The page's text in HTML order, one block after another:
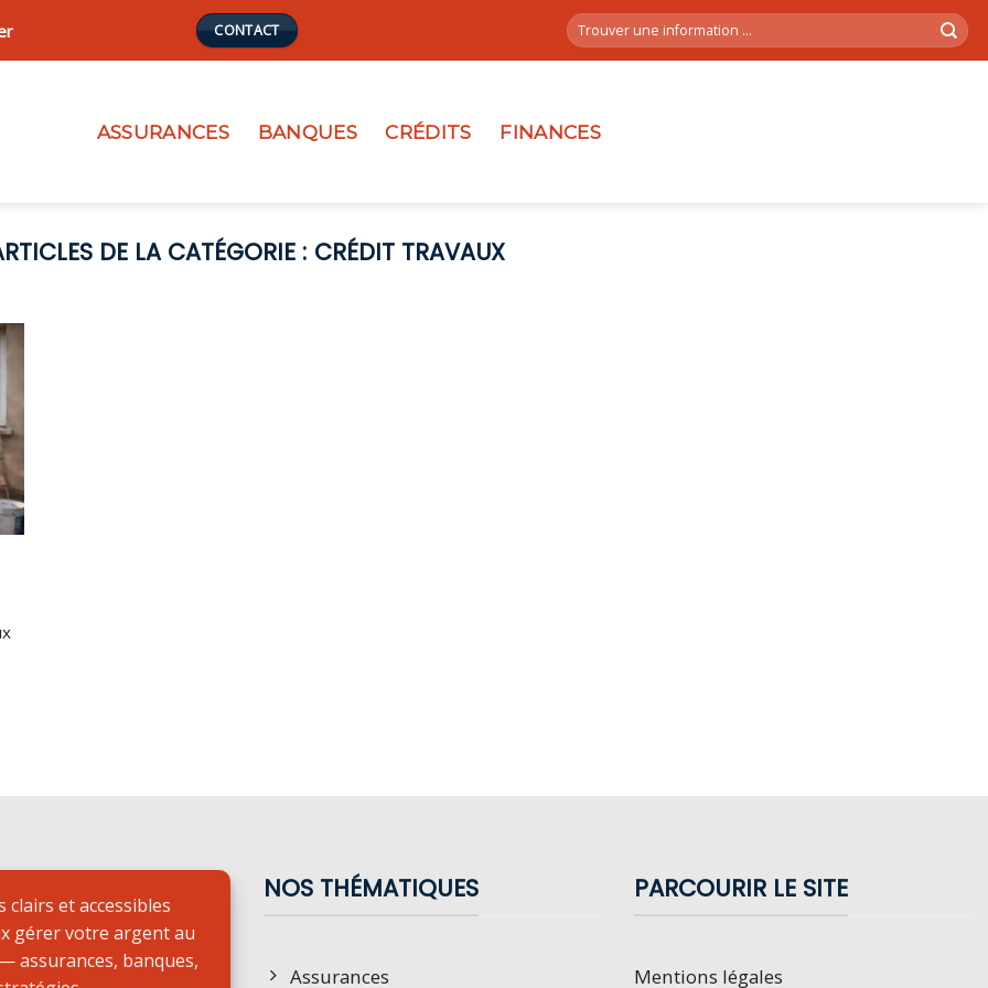
CONTACT
ASSURANCES BANQUES CRÉDITS FINANCES
CRÉDIT TRAVAUX
clairs et accessibles
gérer votre argent au
assurances, banques,
NOS THÉMATIQUES
Assurances
PARCOURIR LE SITE
Mentions légales